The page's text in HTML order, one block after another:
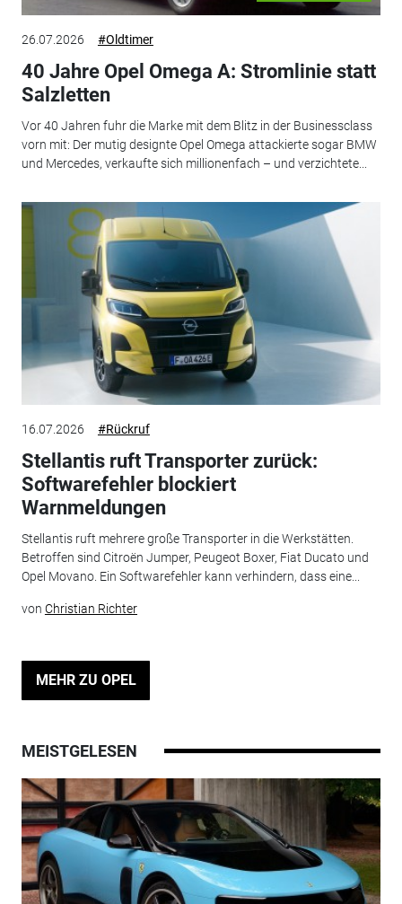
26.07.2026 #Oldtimer
40 Jahre Opel Omega A: Stromlinie statt
Salzletten
Vor 40 Jahren fuhr die Marke mit dem Blitz in der Businessclass
vorn mit: Der mutig designte Opel Omega attackierte sogar BMW
und Mercedes, verkaufte sich millionenfach – und verzichtete...
16.07.2026 #Rückruf
Stellantis ruft Transporter zurück:
Softwarefehler blockiert
Warnmeldungen
Stellantis ruft mehrere große Transporter in die Werkstätten.
Betroffen sind Citroën Jumper, Peugeot Boxer, Fiat Ducato und
Opel Movano. Ein Softwarefehler kann verhindern, dass eine...
von Christian Richter
MEHR ZU OPEL
MEISTGELESEN